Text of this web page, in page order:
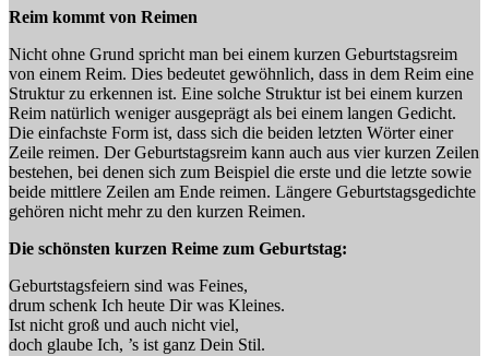
Reim kommt von Reimen
Nicht ohne Grund spricht man bei einem kurzen Geburtstagsreim
von einem Reim. Dies bedeutet gewöhnlich, dass in dem Reim eine
Struktur zu erkennen ist. Eine solche Struktur ist bei einem kurzen
Reim natürlich weniger ausgeprägt als bei einem langen Gedicht.
Die einfachste Form ist, dass sich die beiden letzten Wörter einer
Zeile reimen. Der Geburtstagsreim kann auch aus vier kurzen Zeilen
bestehen, bei denen sich zum Beispiel die erste und die letzte sowie
beide mittlere Zeilen am Ende reimen. Längere Geburtstagsgedichte
gehören nicht mehr zu den kurzen Reimen.
Die schönsten kurzen Reime zum Geburtstag:
Geburtstagsfeiern sind was Feines,
drum schenk Ich heute Dir was Kleines.
Ist nicht groß und auch nicht viel,
doch glaube Ich, ’s ist ganz Dein Stil.